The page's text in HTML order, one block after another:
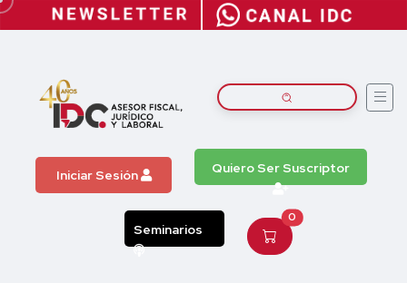
Iniciar Sesión Quiero Ser Suscriptor
Seminarios
0